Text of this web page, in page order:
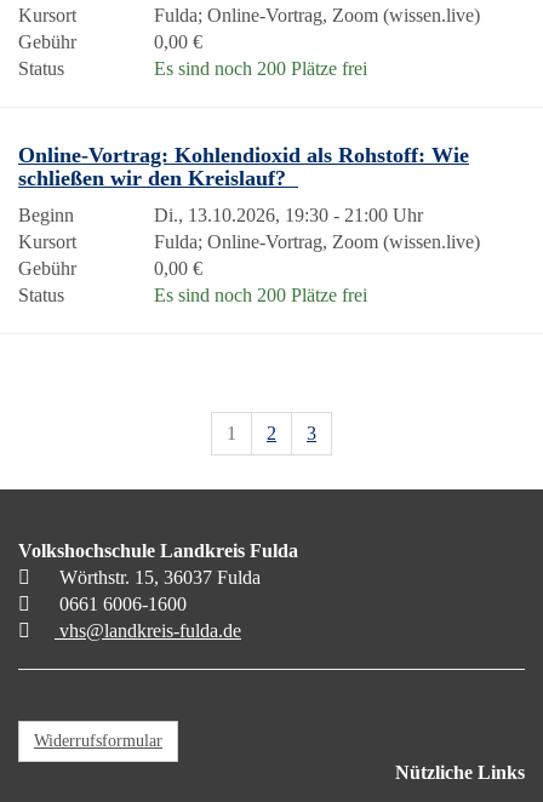
Kursort
Fulda; Online-Vortrag, Zoom (wissen.live)
Gebühr
0,00 €
Status
Es sind noch 200 Plätze frei
Online-Vortrag: Kohlendioxid als Rohstoff: Wie
schließen wir den Kreislauf?
Beginn
Di., 13.10.2026, 19:30 - 21:00 Uhr
Kursort
Fulda; Online-Vortrag, Zoom (wissen.live)
Gebühr
0,00 €
Status
Es sind noch 200 Plätze frei
1 2 3
Volkshochschule Landkreis Fulda
Wörthstr. 15, 36037 Fulda
0661 6006-1600
vhs@landkreis-fulda.de
Widerrufsformular
Nützliche Links